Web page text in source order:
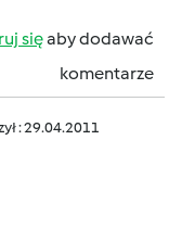
sięaby dodawać
komentarze
: 29.04.2011